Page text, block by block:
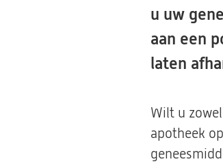
u uw
aan een
laten
Wilt u
apotheek